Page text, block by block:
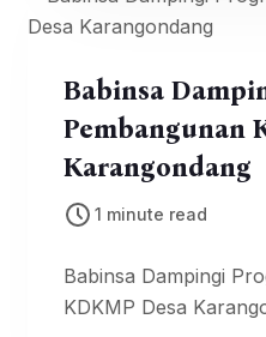
Babinsa
Pembangunan
Karangondang
1 minute read
Babinsa Dampingi
KDKMP Desa